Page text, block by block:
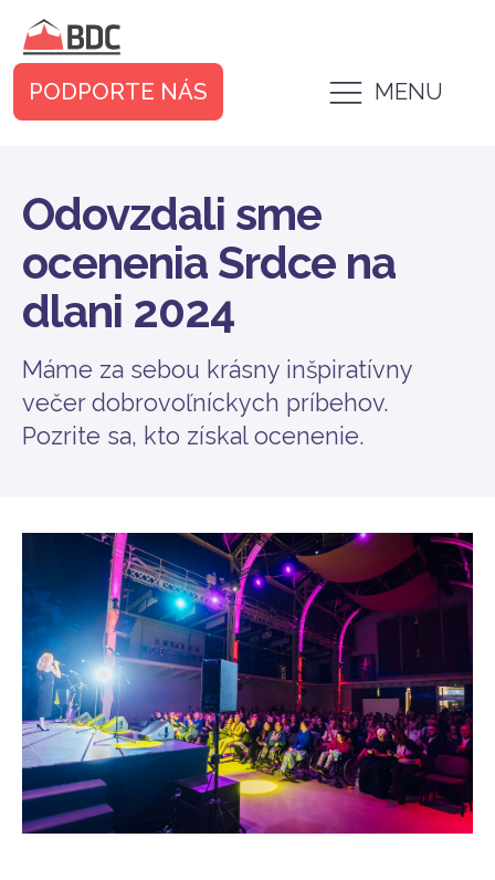
MENU
PODPORTE NÁS
Odovzdali sme
ocenenia Srdce na
dlani 2024
Máme za sebou krásny inšpiratívny
večer dobrovoľníckych príbehov.
Pozrite sa, kto získal ocenenie.